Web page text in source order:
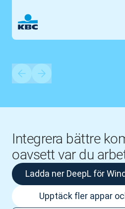
Integrera bättre
oavsett var du
Ladda ner DeepL för
Upptäck fler appar